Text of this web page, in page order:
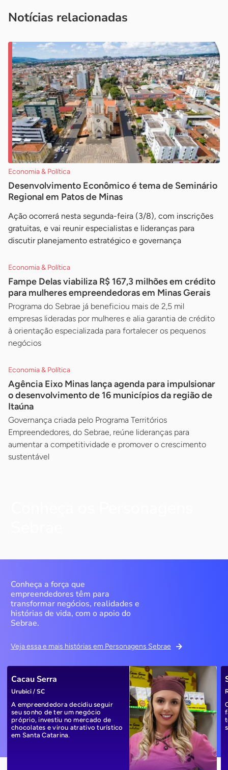
Notícias relacionadas
Economia & Política
Desenvolvimento Econômico é tema de Seminário
Regional em Patos de Minas
Ação ocorrerá nesta segunda-feira (3/8), com inscrições
gratuitas, e vai reunir especialistas e lideranças para
discutir planejamento estratégico e governança
Economia & Política
Fampe Delas viabiliza R$ 167,3 milhões em crédito
para mulheres empreendedoras em Minas Gerais
Programa do Sebrae já beneficiou mais de 2,5 mil
empresas lideradas por mulheres e alia garantia de crédito
à orientação especializada para fortalecer os pequenos
negócios
Economia & Política
Agência Eixo Minas lança agenda para impulsionar
o desenvolvimento de 16 municípios da região de
Itaúna
Governança criada pelo Programa Territórios
Empreendedores, do Sebrae, reúne lideranças para
aumentar a competitividade e promover o crescimento
sustentável
Conheça a força que
empreendedores têm para
transformar negócios, realidades e
histórias de vida, com o apoio do
Sebrae.
Veja essa e mais histórias em Personagens Sebrae
Cacau Serra
Urubici / SC
A empreendedora decidiu seguir
seu sonho de ter um negócio
próprio, investiu no mercado de
chocolates e virou atrativo turístico
em Santa Catarina.